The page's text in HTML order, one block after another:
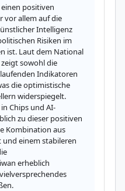
positiven
vor allem auf die
Intelligenz
Risiken im
ist. Laut dem National
sowohl die
Indikatoren
die optimistische
widerspiegelt.
Chips und AI-
zu dieser positiven
Kombination aus
einem stabileren
erheblich